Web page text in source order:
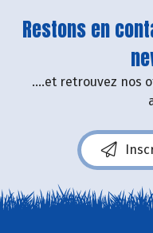
Restons en
....et retrouvez nos